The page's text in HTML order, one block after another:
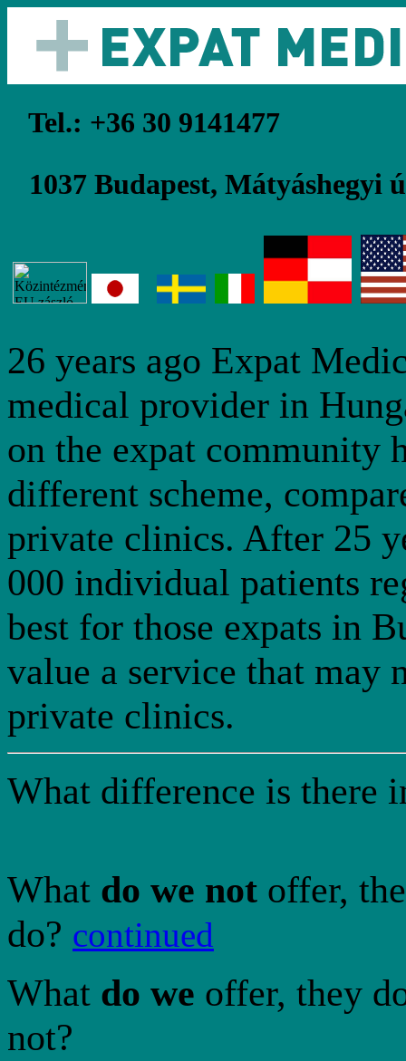
Tel.: +36 30 9141477
1037 Budapest, Mátyáshegyi
26 years ago Expat
medical provider in
on the expat community
different scheme,
private clinics. After 25
000 individual patients
best for those expats in
value a service that may
private clinics.
What difference is there
What do we not offer,
do? continued
What do we offer, they
not?